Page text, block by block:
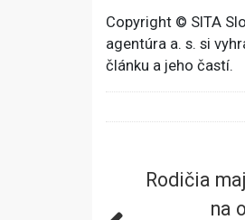
Copyright © SITA
agentúra a. s. si
článku a jeho častí.
Rodičia
na